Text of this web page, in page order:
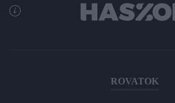
ROVATOK